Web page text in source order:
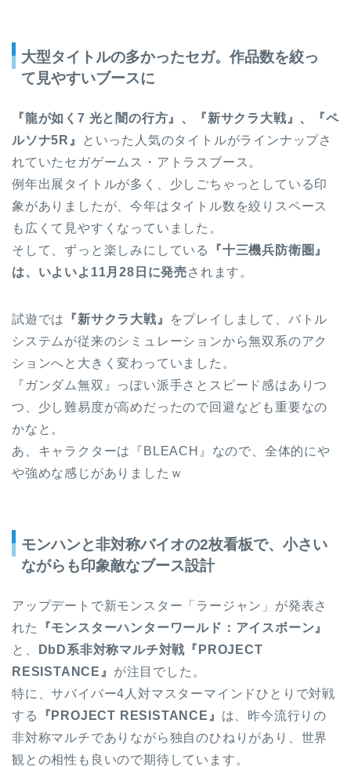
大型タイトルの多かったセガ。作品数を絞っ
て見やすいブースに
『龍が如く7 光と闇の行方』、『新サクラ大戦』、『ペ
ルソナ5R』
といった人気のタイトルがラインナップさ
れていたセガゲームス・アトラスブース。
例年出展タイトルが多く、少しごちゃっとしている印
象がありましたが、今年はタイトル数を絞りスペース
も広くて見やすくなっていました。
そして、ずっと楽しみにしている
『十三機兵防衛圏』
は、いよいよ11月28日に発売されます。
試遊では 『新サクラ大戦』
をプレイしまして、バトル
システムが従来のシミュレーションから無双系のアク
ションへと大きく変わっていました。
『ガンダム無双』っぽい派手さとスピード感はありつ
つ、少し難易度が高めだったので回避なども重要なの
かなと。
あ、キャラクターは『BLEACH』なので、全体的にや
や強めな感じがありましたｗ
モンハンと非対称バイオの2枚看板で、小さい
ながらも印象敵なブース設計
アップデートで新モンスター「ラージャン」が発表さ
れた
『モンスターハンターワールド：アイスボーン』
と、
DbD系非対称マルチ対戦『PROJECT
RESISTANCE』 が注目でした。
特に、サバイバー4人対マスターマインドひとりで対戦
する
『PROJECT RESISTANCE』 は、昨今流行りの
非対称マルチでありながら独自のひねりがあり、世界
観との相性も良いので期待しています。